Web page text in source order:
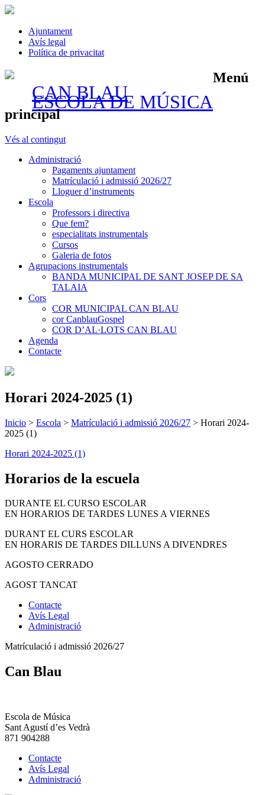
Ajuntament
Avís legal
Política de privacitat
CAN BLAU
ESCOLA DE MÚSICA
Menú
principal
Vés al contingut
Administració
Pagaments ajuntament
Matrículació i admissió 2026/27
Lloguer d’instruments
Escola
Professors i directiva
Que fem?
especialitats instrumentals
Cursos
Galeria de fotos
Agrupacions instrumentals
BANDA MUNICIPAL DE SANT JOSEP DE SA
TALAIA
Cors
COR MUNICIPAL CAN BLAU
cor CanblauGospel
COR D’AL·LOTS CAN BLAU
Agenda
Contacte
Horari 2024-2025 (1)
Inicio > Escola > Matrículació i admissió 2026/27 > Horari 2024-
2025 (1)
Horari 2024-2025 (1)
Horarios de la escuela
DURANTE EL CURSO ESCOLAR
EN HORARIOS DE TARDES LUNES A VIERNES
DURANT EL CURS ESCOLAR
EN HORARIS DE TARDES DILLUNS A DIVENDRES
AGOSTO CERRADO
AGOST TANCAT
Contacte
Avís Legal
Administració
Matrículació i admissió 2026/27
Can Blau
Escola de Música
Sant Agustí d’es Vedrà
871 904288
Contacte
Avís Legal
Administració